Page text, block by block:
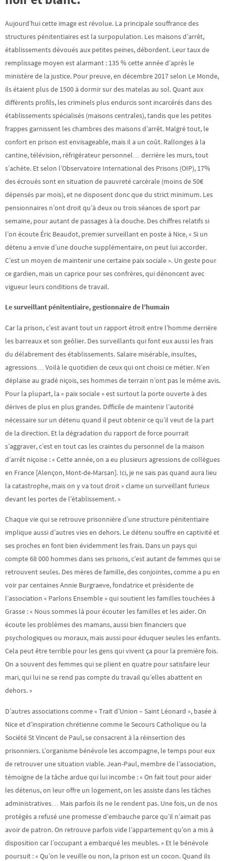
Aujourd’hui cette image est révolue. La principale souffrance des
structures pénitentiaires est la surpopulation. Les maisons d’arrêt,
établissements dévoués aux petites peines, débordent. Leur taux de
remplissage moyen est alarmant : 135 % cette année d’après le
ministère de la justice. Pour preuve, en décembre 2017 selon Le Monde,
ils étaient plus de 1500 à dormir sur des matelas au sol. Quant aux
différents profils, les criminels plus endurcis sont incarcérés dans des
établissements spécialisés (maisons centrales), tandis que les petites
frappes garnissent les chambres des maisons d’arrêt. Malgré tout, le
confort en prison est envisageable, mais il a un coût. Rallonges à la
cantine, télévision, réfrigérateur personnel… derrière les murs, tout
s’achète. Et selon l’Observatoire International des Prisons (OIP), 17%
des écroués sont en situation de pauvreté carcérale (moins de 50€
dépensés par mois), et ne disposent donc que du strict minimum. Les
pensionnaires n’ont droit qu’à deux ou trois séances de sport par
semaine, pour autant de passages à la douche. Des chiffres relatifs si
l’on écoute Éric Beaudot, premier surveillant en poste à Nice, « Si un
détenu a envie d’une douche supplémentaire, on peut lui accorder.
C’est un moyen de maintenir une certaine paix sociale ». Un geste pour
ce gardien, mais un caprice pour ses confrères, qui dénoncent avec
vigueur leurs conditions de travail.
Le surveillant pénitentiaire, gestionnaire de l’humain
Car la prison, c’est avant tout un rapport étroit entre l’homme derrière
les barreaux et son geôlier. Des surveillants qui font eux aussi les frais
du délabrement des établissements. Salaire misérable, insultes,
agressions… Voilà le quotidien de ceux qui ont choisi ce métier. N’en
déplaise au gradé niçois, ses hommes de terrain n’ont pas le même avis.
Pour la plupart, la « paix sociale » est surtout la porte ouverte à des
dérives de plus en plus grandes. Difficile de maintenir l’autorité
nécessaire sur un détenu quand il peut obtenir ce qu’il veut de la part
de la direction. Et la dégradation du rapport de force pourrait
s’aggraver, c’est en tout cas les craintes du personnel de la maison
d’arrêt niçoise : « Cette année, on a eu plusieurs agressions de collègues
en France [Alençon, Mont-de-Marsan]. Ici, je ne sais pas quand aura lieu
la catastrophe, mais on y va tout droit » clame un surveillant furieux
devant les portes de l’établissement. »
Chaque vie qui se retrouve prisonnière d’une structure pénitentiaire
implique aussi d’autres vies en dehors. Le détenu souffre en captivité et
ses proches en font bien évidemment les frais. Dans un pays qui
compte 68 000 hommes dans ses prisons, c’est autant de femmes qui se
retrouvent seules. Des mères de famille, des conjointes, comme a pu en
voir par centaines Annie Burgraeve, fondatrice et présidente de
l’association « Parlons Ensemble » qui soutient les familles touchées à
Grasse : « Nous sommes là pour écouter les familles et les aider. On
écoute les problèmes des mamans, aussi bien financiers que
psychologiques ou moraux, mais aussi pour éduquer seules les enfants.
Cela peut être terrible pour les gens qui vivent ça pour la première fois.
On a souvent des femmes qui se plient en quatre pour satisfaire leur
mari, qui lui ne se rend pas compte du travail qu’elles abattent en
dehors. »
D’autres associations comme « Trait d’Union – Saint Léonard », basée à
Nice et d’inspiration chrétienne comme le Secours Catholique ou la
Société St Vincent de Paul, se consacrent à la réinsertion des
prisonniers. L’organisme bénévole les accompagne, le temps pour eux
de retrouver une situation viable. Jean-Paul, membre de l’association,
témoigne de la tâche ardue qui lui incombe : « On fait tout pour aider
les détenus, on leur offre un logement, on les assiste dans les tâches
administratives… Mais parfois ils ne le rendent pas. Une fois, un de nos
protégés a refusé une promesse d’embauche parce qu’il n’aimait pas
avoir de patron. On retrouve parfois vide l’appartement qu’on a mis à
disposition car l’occupant a embarqué les meubles. » Et le bénévole
poursuit : « Qu’on le veuille ou non, la prison est un cocon. Quand ils